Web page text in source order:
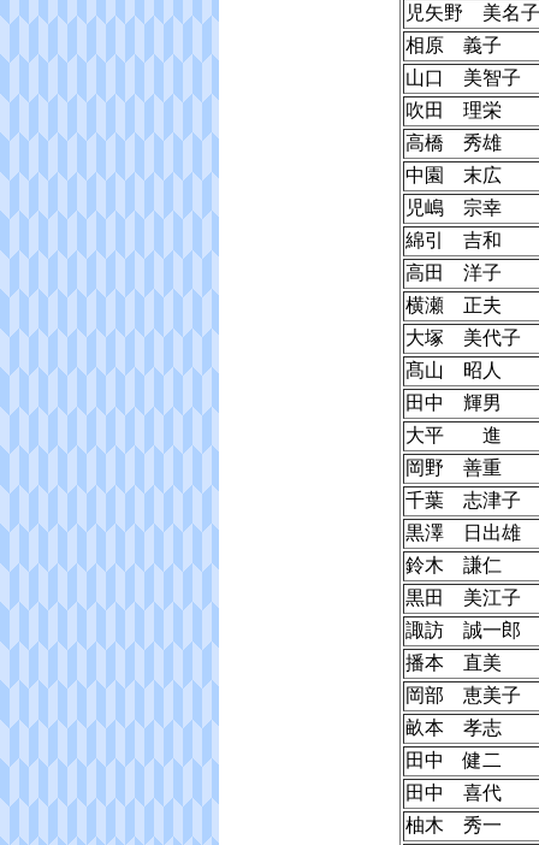
児矢野 美名子
相原 義子
山口 美智子
吹田 理栄
高橋 秀雄
中園 末広
児嶋 宗幸
綿引 吉和
高田 洋子
横瀬 正夫
大塚 美代子
髙山 昭人
田中 輝男
大平 進
岡野 善重
千葉 志津子
黒澤 日出雄
鈴木 謙仁
黒田 美江子
諏訪 誠一郎
播本 直美
岡部 恵美子
畝本 孝志
田中 健二
田中 喜代
柚木 秀一